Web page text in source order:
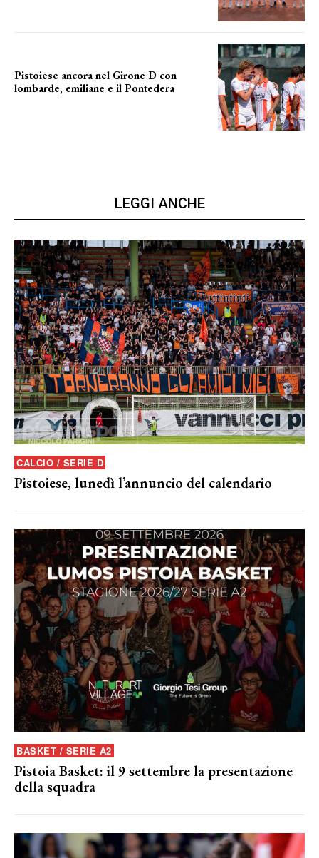
Pistoiese ancora nel Girone D con
lombarde, emiliane e il Pontedera
LEGGI ANCHE
CALCIO / SERIE D
Pistoiese, lunedì l’annuncio del calendario
BASKET / SERIE A2
Pistoia Basket: il 9 settembre la presentazione
della squadra